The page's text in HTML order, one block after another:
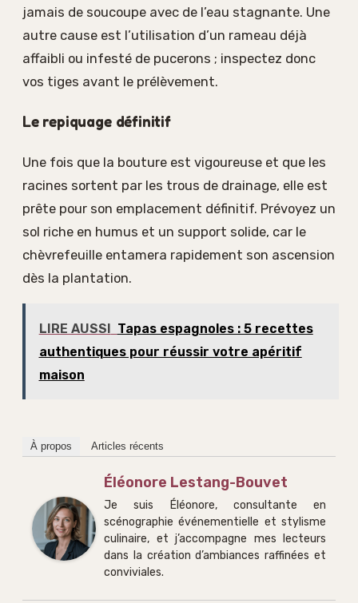
jamais de soucoupe avec de l’eau stagnante. Une
autre cause est l’utilisation d’un rameau déjà
affaibli ou infesté de pucerons ; inspectez donc
vos tiges avant le prélèvement.
Le repiquage définitif
Une fois que la bouture est vigoureuse et que les
racines sortent par les trous de drainage, elle est
prête pour son emplacement définitif. Prévoyez un
sol riche en humus et un support solide, car le
chèvrefeuille entamera rapidement son ascension
dès la plantation.
LIRE AUSSI Tapas espagnoles : 5 recettes
authentiques pour réussir votre apéritif
maison
À propos Articles récents
Éléonore Lestang-Bouvet
Je suis Éléonore, consultante en
scénographie événementielle et stylisme
culinaire, et j’accompagne mes lecteurs
dans la création d’ambiances raffinées et
conviviales.